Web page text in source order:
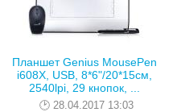
Планшет Genius MousePen
i608X, USB, 8*6"/20*15см,
2540lpi, 29 кнопок, ...
28.04.2017 13:03